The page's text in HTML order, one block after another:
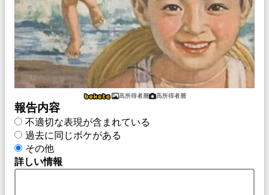
高所得者層 高所得者層
報告内容
不適切な表現が含まれている
過去に同じボケがある
その他
詳しい情報